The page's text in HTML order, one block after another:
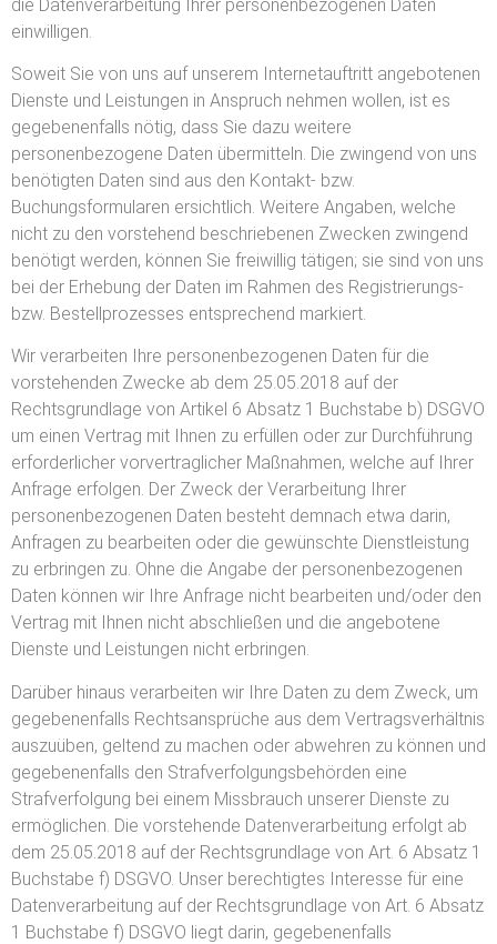
die Datenverarbeitung Ihrer personenbezogenen Daten
einwilligen.
Soweit Sie von uns auf unserem Internetauftritt angebotenen
Dienste und Leistungen in Anspruch nehmen wollen, ist es
gegebenenfalls nötig, dass Sie dazu weitere
personenbezogene Daten übermitteln. Die zwingend von uns
benötigten Daten sind aus den Kontakt- bzw.
Buchungsformularen ersichtlich. Weitere Angaben, welche
nicht zu den vorstehend beschriebenen Zwecken zwingend
benötigt werden, können Sie freiwillig tätigen; sie sind von uns
bei der Erhebung der Daten im Rahmen des Registrierungs-
bzw. Bestellprozesses entsprechend markiert.
Wir verarbeiten Ihre personenbezogenen Daten für die
vorstehenden Zwecke ab dem 25.05.2018 auf der
Rechtsgrundlage von Artikel 6 Absatz 1 Buchstabe b) DSGVO
um einen Vertrag mit Ihnen zu erfüllen oder zur Durchführung
erforderlicher vorvertraglicher Maßnahmen, welche auf Ihrer
Anfrage erfolgen. Der Zweck der Verarbeitung Ihrer
personenbezogenen Daten besteht demnach etwa darin,
Anfragen zu bearbeiten oder die gewünschte Dienstleistung
zu erbringen zu. Ohne die Angabe der personenbezogenen
Daten können wir Ihre Anfrage nicht bearbeiten und/oder den
Vertrag mit Ihnen nicht abschließen und die angebotene
Dienste und Leistungen nicht erbringen.
Darüber hinaus verarbeiten wir Ihre Daten zu dem Zweck, um
gegebenenfalls Rechtsansprüche aus dem Vertragsverhältnis
auszuüben, geltend zu machen oder abwehren zu können und
gegebenenfalls den Strafverfolgungsbehörden eine
Strafverfolgung bei einem Missbrauch unserer Dienste zu
ermöglichen. Die vorstehende Datenverarbeitung erfolgt ab
dem 25.05.2018 auf der Rechtsgrundlage von Art. 6 Absatz 1
Buchstabe f) DSGVO. Unser berechtigtes Interesse für eine
Datenverarbeitung auf der Rechtsgrundlage von Art. 6 Absatz
1 Buchstabe f) DSGVO liegt darin, gegebenenfalls